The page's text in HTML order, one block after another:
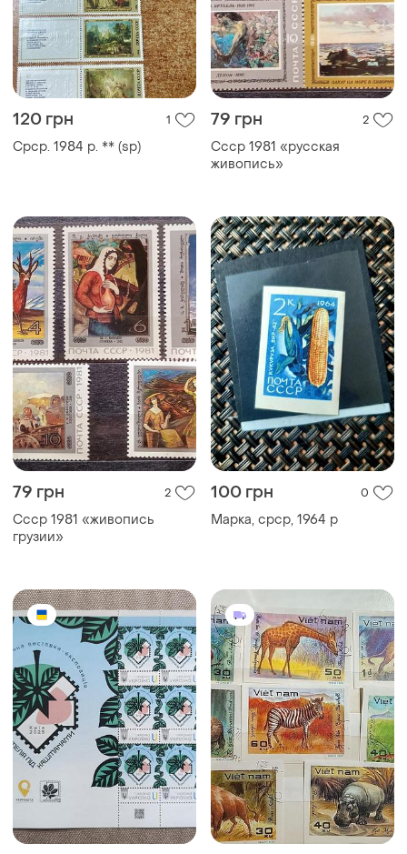
120 грн 1
Срср. 1984 р. ** (sp)
79 грн 2
Ссср 1981 «русская
живопись»
79 грн 2
Ссср 1981 «живопись
грузии»
100 грн 0
Марка, срср, 1964 р